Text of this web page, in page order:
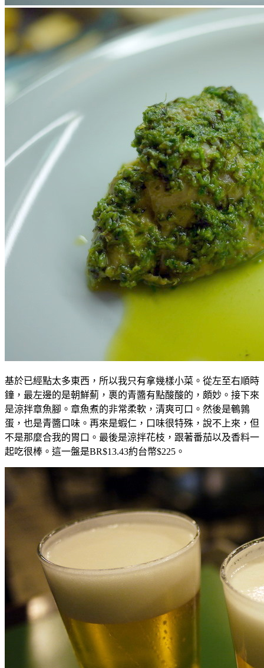
基於已經點太多東西，所以我只有拿幾樣小菜。從左至右順時
鐘，最左邊的是朝鮮薊，裹的青醬有點酸酸的，頗妙。接下來
是涼拌章魚腳。章魚煮的非常柔軟，清爽可口。然後是鵪鶉
蛋，也是青醬口味。再來是蝦仁，口味很特殊，說不上來，但
不是那麼合我的胃口。最後是涼拌花枝，跟著番茄以及香料一
起吃很棒。這一盤是BR$13.43約台幣$225。